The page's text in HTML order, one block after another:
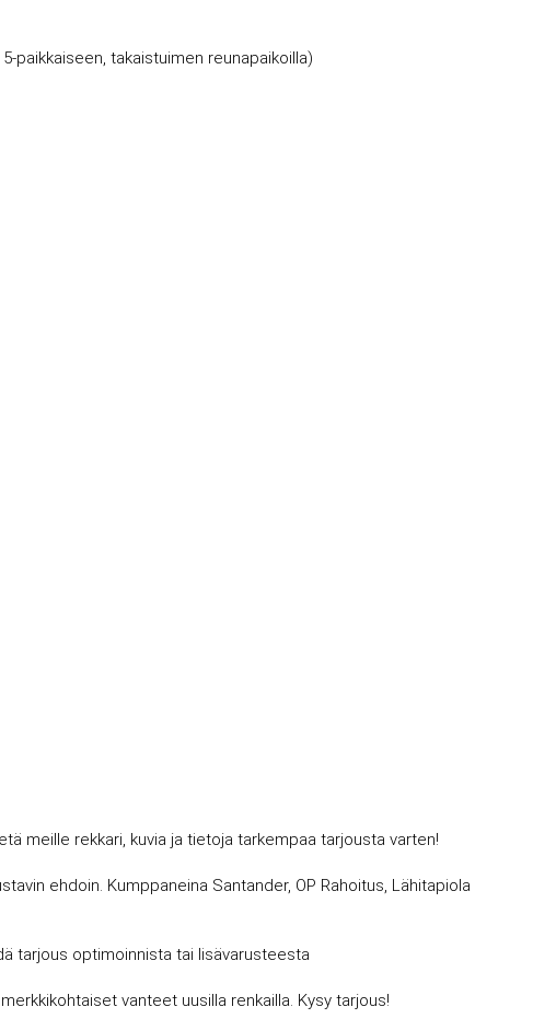
paikkaiseen, takaistuimen reunapaikoilla)
meille rekkari, kuvia ja tietoja tarkempaa tarjousta varten!
ehdoin. Kumppaneina Santander, OP Rahoitus, Lähitapiola
tarjous optimoinnista tai lisävarusteesta
vanteet uusilla renkailla. Kysy tarjous!